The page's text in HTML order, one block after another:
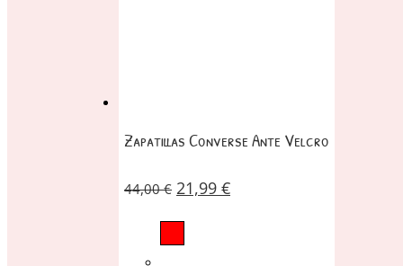
Zapatillas Converse Ante Velcro
44,00€ 21,99 €